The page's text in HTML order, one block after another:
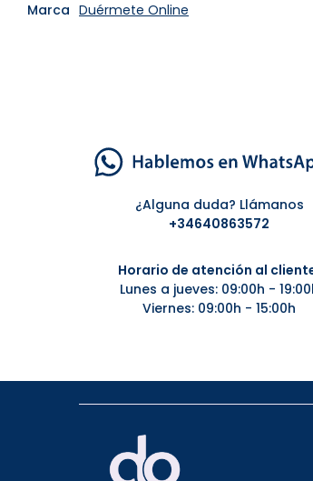
Marca Duérmete Online
¿Alguna duda? Llámanos
+34640863572
Horario de atención al
Lunes a jueves: 09:00h -
Viernes: 09:00h - 15:00h